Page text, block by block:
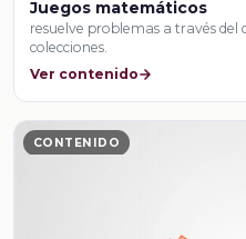
Juegos matemáticos
resuelve problemas a través del
colecciones.
Ver contenido
CONTENIDO